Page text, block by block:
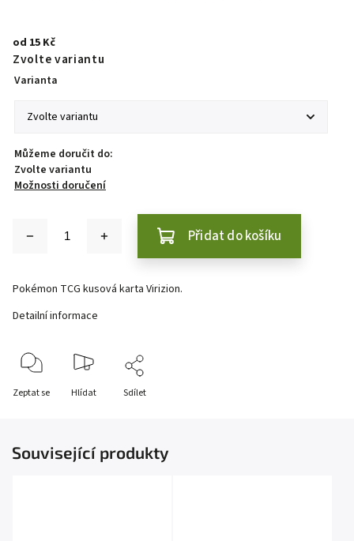
od 15 Kč
Zvolte variantu
Varianta
Můžeme doručit do:
Zvolte variantu
Možnosti doručení
Přidat do košíku
Pokémon TCG kusová karta Virizion.
Detailní informace
Zeptat se Hlídat Sdílet
Související produkty